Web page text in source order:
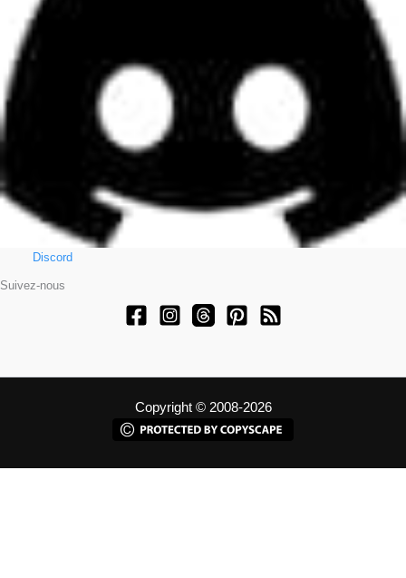
Discord
Suivez-nous
Copyright © 2008-2026